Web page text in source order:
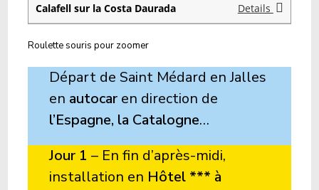
Details
Calafell sur la Costa Daurada
Roulette souris pour zoomer
Départ de Saint Médard en Jalles
en autocaren direction de
l’Espagne, la Catalogne…
Jour 1 – En fin d’après-midi,
installation en Hôtel *** à